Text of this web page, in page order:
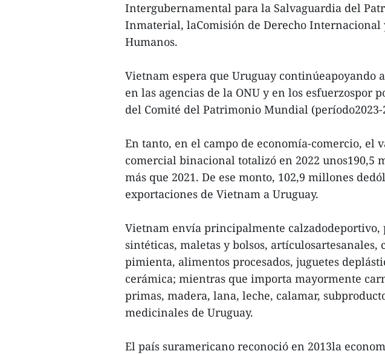
Intergubernamental para la Salvaguardia del
Inmaterial, laComisión de Derecho Internacional
Humanos.
Vietnam espera que Uruguay continúeapoyando
en las agencias de la ONU y en los esfuerzospor
del Comité del Patrimonio Mundial (período2023-
En tanto, en el campo de economía-comercio, el
comercial binacional totalizó en 2022 unos190,5
más que 2021. De ese monto, 102,9 millones
exportaciones de Vietnam a Uruguay.
Vietnam envía principalmente calzadodeportivo,
sintéticas, maletas y bolsos, artículosartesanales,
pimienta, alimentos procesados, juguetes
cerámica; mientras que importa mayormente
primas, madera, lana, leche, calamar,
medicinales de Uruguay.
El país suramericano reconoció en 2013la